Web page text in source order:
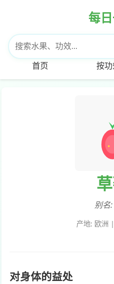
每
首页 按
别名:
产地: 欧洲
对身体的益处